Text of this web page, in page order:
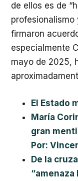
de ellos es de
firmaron
especialmente
mayo de 2025,
El Estado
María
gran
Por:
De la
“amenaza